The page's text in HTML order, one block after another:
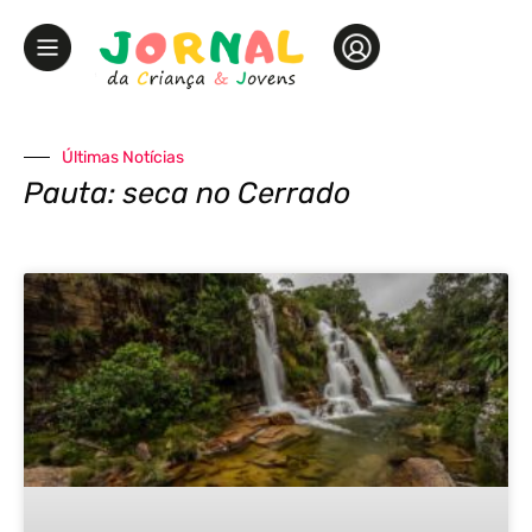
Últimas Notícias
Pauta: seca no Cerrado